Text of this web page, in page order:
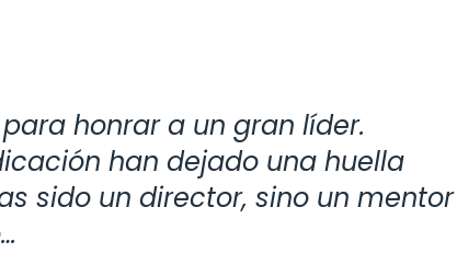
honrar a un gran líder.
han dejado una huella
sido un director, sino un mentor